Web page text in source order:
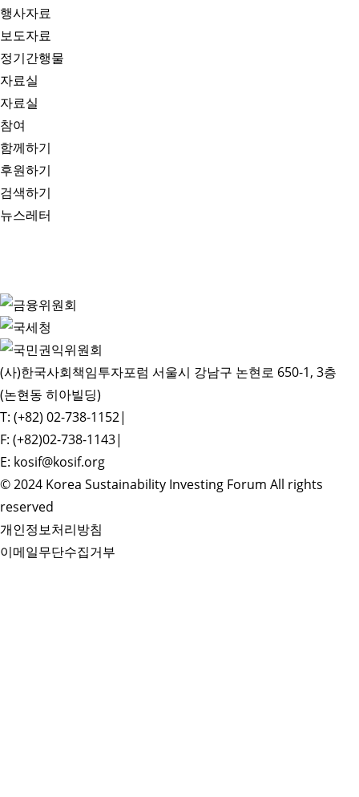
행사자료
보도자료
정기간행물
자료실
자료실
참여
함께하기
후원하기
검색하기
뉴스레터
(사)한국사회책임투자포럼 서울시 강남구 논현로 650-1, 3층
(논현동 히아빌딩)
T: (+82) 02-738-1152|
F: (+82)02-738-1143|
E: kosif@kosif.org
© 2024 Korea Sustainability Investing Forum All rights
reserved
개인정보처리방침
이메일무단수집거부